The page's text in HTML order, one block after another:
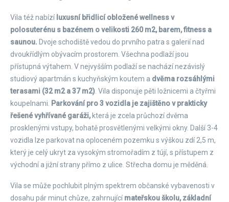
Vila též nabízíluxusní břidlicí obložené wellness v
polosuterénu s bazénem o velikosti 260 m2, barem, fitness a
saunou. Dvoje schodiště vedou do prvního patra s galerií nad
dvoukřídlým obývacím prostorem. Všechna podlaží jsou
přístupná výtahem. V nejvyšším podlaží se nachází nezávislý
studiový apartmán s kuchyňským koutem a dvěma rozsáhlými
terasami (32 m2 a 37 m2) . Vila disponuje pěti ložnicemi a čtyřmi
koupelnami.
Parkování pro 3 vozidla je zajištěno v prakticky
řešené vyhřívané garáži,která je zcela průchozí dvěma
prosklenými vstupy, bohatě prosvětlenými velkými okny. Další 3-4
vozidla lze parkovat na oploceném pozemku s výškou zdí 2,5 m,
který je celý ukryt za vysokým stromořadím z tújí, s přístupem z
východní a jižní strany přímo z ulice. Střecha domu je měděná.
Vila se může pochlubit plným spektrem občanské vybavenosti v
dosahu pár minut chůze, zahrnujícímateřskou školu, základní